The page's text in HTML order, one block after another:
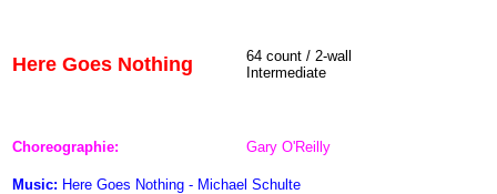
Here Goes Nothing
64 count / 2-wall
Intermediate
Choreographie: Gary O'Reilly
Music: Here Goes Nothing - Michael Schulte